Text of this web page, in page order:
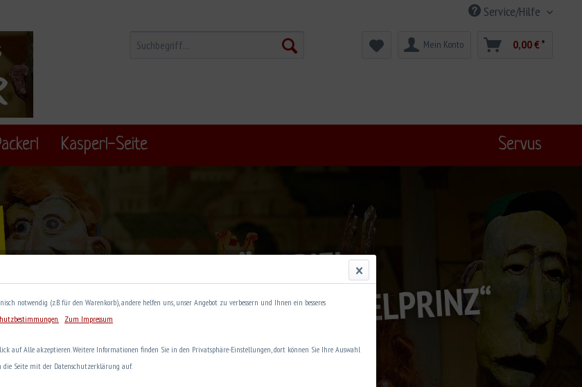
Service/Hilfe
Mein Konto 0,00 € *
Servus
Kasperl-Seite
notwendig (z.B. für den Warenkorb), andere helfen uns, unser Angebot zu verbessern und Ihnen ein besseres
Zum Impressum
auf Alle akzeptieren. Weitere Informationen finden Sie in den Privatsphäre-Einstellungen, dort können Sie Ihre Auswahl
die Seite mit der Datenschutzerklärung auf.